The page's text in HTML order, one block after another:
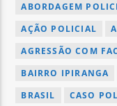
ABORDAGEM
AÇÃO POLICIAL
AGRESSÃO COM
BAIRRO IPIRANGA
BRASIL
CASO